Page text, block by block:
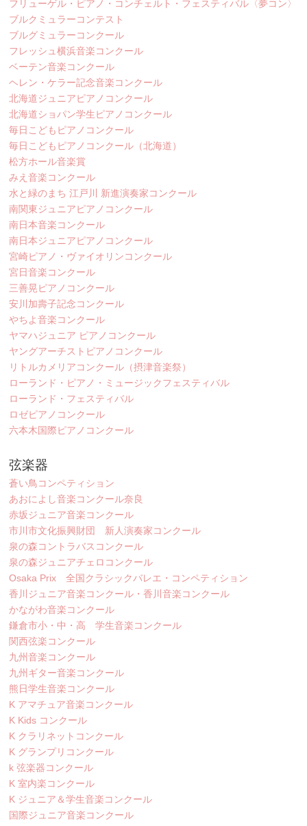
フリューゲル・ピアノ・コンチェルト・フェスティバル〈夢コン〉
ブルクミュラーコンテスト
ブルグミュラーコンクール
フレッシュ横浜音楽コンクール
ベーテン音楽コンクール
ヘレン・ケラー記念音楽コンクール
北海道ジュニアピアノコンクール
北海道ショパン学生ピアノコンクール
毎日こどもピアノコンクール
毎日こどもピアノコンクール（北海道）
松方ホール音楽賞
みえ音楽コンクール
水と緑のまち 江戸川 新進演奏家コンクール
南関東ジュニアピアノコンクール
南日本音楽コンクール
南日本ジュニアピアノコンクール
宮崎ピアノ・ヴァイオリンコンクール
宮日音楽コンクール
三善晃ピアノコンクール
安川加壽子記念コンクール
やちよ音楽コンクール
ヤマハジュニア ピアノコンクール
ヤングアーチストピアノコンクール
リトルカメリアコンクール（摂津音楽祭）
ローランド・ピアノ・ミュージックフェスティバル
ローランド・フェスティバル
ロゼピアノコンクール
六本木国際ピアノコンクール
弦楽器
蒼い鳥コンペティション
あおによし音楽コンクール奈良
赤坂ジュニア音楽コンクール
市川市文化振興財団 新人演奏家コンクール
泉の森コントラバスコンクール
泉の森ジュニアチェロコンクール
Osaka Prix 全国クラシックバレエ・コンペティション
香川ジュニア音楽コンクール・香川音楽コンクール
かながわ音楽コンクール
鎌倉市小・中・高 学生音楽コンクール
関西弦楽コンクール
九州音楽コンクール
九州ギター音楽コンクール
熊日学生音楽コンクール
K アマチュア音楽コンクール
K Kids コンクール
K クラリネットコンクール
K グランプリコンクール
k 弦楽器コンクール
K 室内楽コンクール
K ジュニア＆学生音楽コンクール
国際ジュニア音楽コンクール